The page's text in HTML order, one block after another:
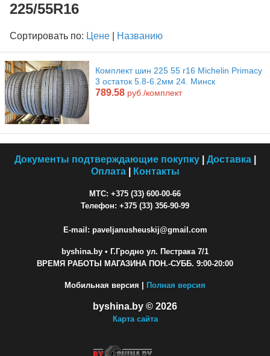
225/55R16
Сортировать по: Цене Названию
Комплект шин 225 55 r16 Michelin Primacy
3 остаток 5.8-6.2мм 24. Минск
789.58 руб./комплект
Документы подтверждающие покупку| Доставка|
Оплата| Контакты
МТС: +375 (33) 600-00-66
Телефон: +375 (33) 356-90-99
E-mail: paveljanusheuskij@gmail.com
byshina.by • Г.Гродно ул. Пестрака 7/1
ВРЕМЯ РАБОТЫ МАГАЗИНА ПОН.-СУББ. 9:00-20:00
Мобильная версия | Полная версия
byshina.by © 2026
Карта сайта